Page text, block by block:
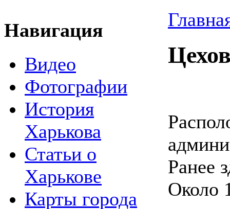
Навигация
Видео
Фотографии
История
Харькова
Статьи о
Харькове
Карты города
Ранее
Около